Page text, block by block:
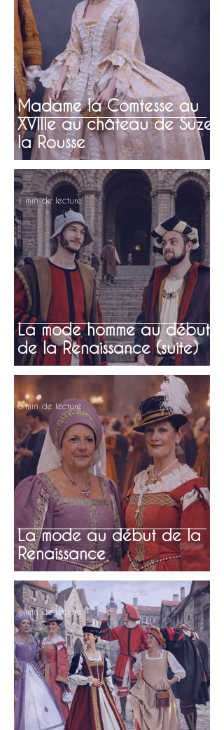
Madame la Comtesse au
XVIIIe au château de Suze
la Rousse
La mode homme au début
de la Renaissance (suite)
1 min de lecture
La mode au début de la
Renaissance
3 min de lecture
1 min de lecture